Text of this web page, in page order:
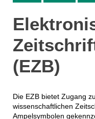
(EZB)
Die EZB bietet Zugang
wissenschaftlichen
Ampelsymbolen